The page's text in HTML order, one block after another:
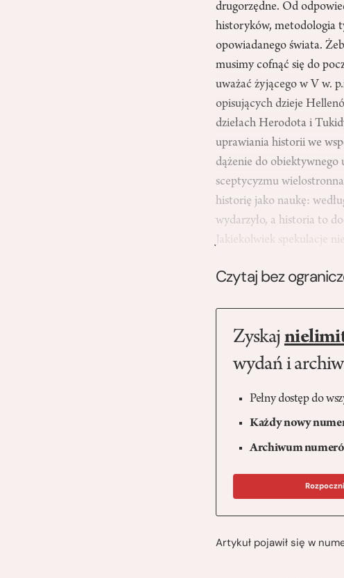
drugorzędne. Od
historyków, metodologia
opowiadanego świata.
musimy cofnąć się do
uważać żyjącego w V w.
opisujących dzieje
dziełach Herodota i
uprawiania historii we
dążenie do obiektywnego
sceptycyzmu
historię jako naukę:
wydarzyło, a historia to
Jakiekolwiek spekulacje
Czytaj bez
Zyskaj
wydań i
Pełny dostęp do
Każdy nowy
Archiwum
Artykuł pojawił się w